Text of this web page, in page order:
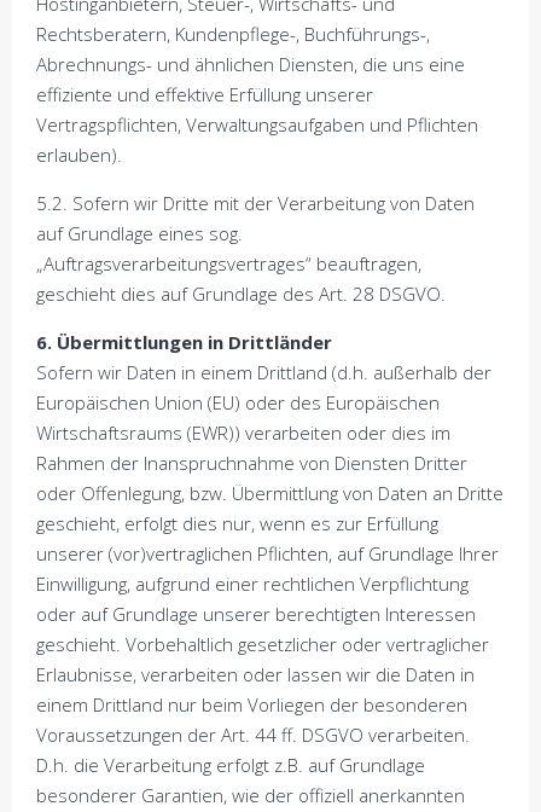
Rechtsberatern, Kundenpflege-, Buchführungs-,
Abrechnungs- und ähnlichen Diensten, die uns eine
effiziente und effektive Erfüllung unserer
Vertragspflichten, Verwaltungsaufgaben und Pflichten
erlauben).
5.2. Sofern wir Dritte mit der Verarbeitung von Daten
auf Grundlage eines sog.
„Auftragsverarbeitungsvertrages“ beauftragen,
geschieht dies auf Grundlage des Art. 28 DSGVO.
6. Übermittlungen in Drittländer
Sofern wir Daten in einem Drittland (d.h. außerhalb der
Europäischen Union (EU) oder des Europäischen
Wirtschaftsraums (EWR)) verarbeiten oder dies im
Rahmen der Inanspruchnahme von Diensten Dritter
oder Offenlegung, bzw. Übermittlung von Daten an Dritte
geschieht, erfolgt dies nur, wenn es zur Erfüllung
unserer (vor)vertraglichen Pflichten, auf Grundlage Ihrer
Einwilligung, aufgrund einer rechtlichen Verpflichtung
oder auf Grundlage unserer berechtigten Interessen
geschieht. Vorbehaltlich gesetzlicher oder vertraglicher
Erlaubnisse, verarbeiten oder lassen wir die Daten in
einem Drittland nur beim Vorliegen der besonderen
Voraussetzungen der Art. 44 ff. DSGVO verarbeiten.
D.h. die Verarbeitung erfolgt z.B. auf Grundlage
besonderer Garantien, wie der offiziell anerkannten